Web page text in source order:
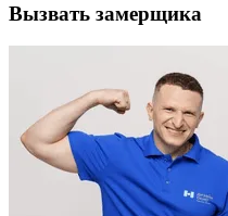
Вызвать замерщика